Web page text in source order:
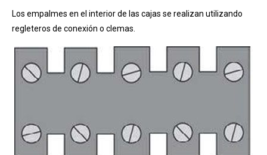
Los empalmes en el interior de las cajas se realizan utilizando
regleteros de conexión o clemas.